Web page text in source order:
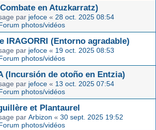
en Atuzkarratz)
par jefoce « 28 oct. 2025 08:54
photos/vidéos
IRAGORRI (Entorno agradable)
par jefoce « 19 oct. 2025 08:53
photos/vidéos
(Incursión de otoño en Entzia)
par jefoce « 13 oct. 2025 07:54
photos/vidéos
et Plantaurel
par Arbizon « 30 sept. 2025 19:52
photos/vidéos